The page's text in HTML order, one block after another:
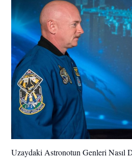
Uzaydaki Astronotun Genleri Nasıl